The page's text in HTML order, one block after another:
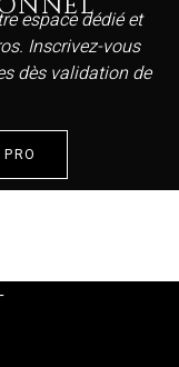
espace dédié et
Inscrivez-vous
dès validation de